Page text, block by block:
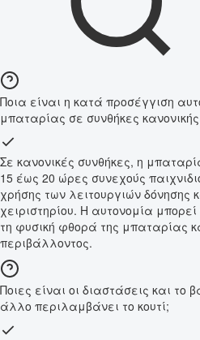
Ποια είναι η κατά προσέγγιση
μπαταρίας σε συνθήκες
Σε κανονικές συνθήκες, η
15 έως 20 ώρες συνεχούς
χρήσης των λειτουργιών δόνησης
χειριστηρίου. Η αυτονομία
τη φυσική φθορά της μπαταρίας
περιβάλλοντος.
Ποιες είναι οι διαστάσεις και το
άλλο περιλαμβάνει το κουτί;